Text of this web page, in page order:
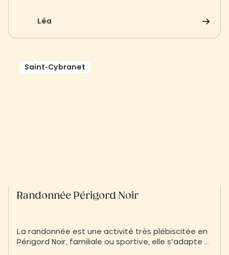
de ne passer à côté d’aucune activité ou lieu
préparer son séjour en amont. Voici la carte du
Léa
Saint-Cybranet
Randonnée Périgord Noir
La randonnée est une activité très plébiscitée en
Périgord Noir, familiale ou sportive, elle s’adapte à